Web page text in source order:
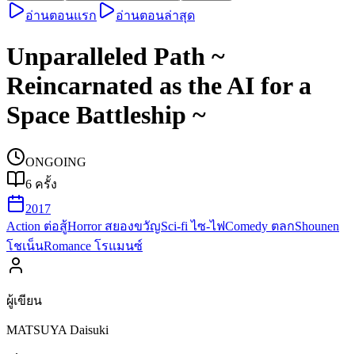
อ่านตอนแรก อ่านตอนล่าสุด
Unparalleled Path ~
Reincarnated as the AI for a
Space Battleship ~
ONGOING
6 ครั้ง
2017
Action ต่อสู้Horror สยองขวัญSci-fi ไซ-ไฟComedy ตลกShounen
โชเน็นRomance โรแมนซ์
ผู้เขียน
MATSUYA Daisuki